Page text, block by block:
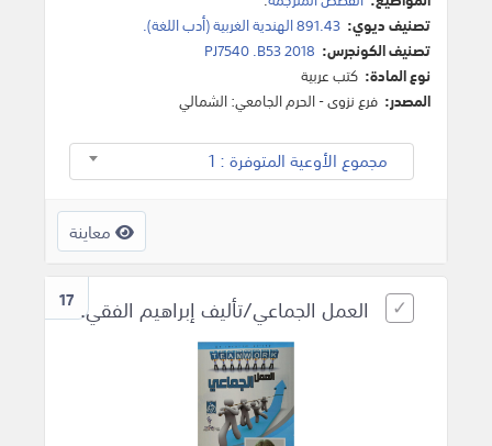
تصنيف ديوي: 891.43 الهندية الغربية (أدب اللغة).
تصنيف الكونجرس: PJ7540 .B53 2018
نوع المادة: كتب عربية
المصدر: فرع نزوى - الحرم الجامعي: الشمالي
مجموع الأوعية المتوفرة : 1
معاينة
17 العمل الجماعي/تأليف إبراهيم الفقي.